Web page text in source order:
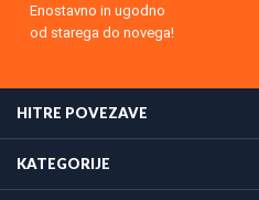
Enostavno in ugodno
od starega do novega!
HITRE POVEZAVE
KATEGORIJE